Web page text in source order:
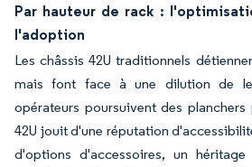
Par hauteur de rack :
l'adoption
Les châssis 42U traditionnels
mais font face à une dilution de
opérateurs poursuivent des planchers
42U jouit d'une réputation
d'options d'accessoires, un